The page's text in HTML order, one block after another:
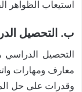
استيعاب الظواهر
ب. التحصيل
التحصيل الدراسي
معارف ومهارات
وقدرات على حل